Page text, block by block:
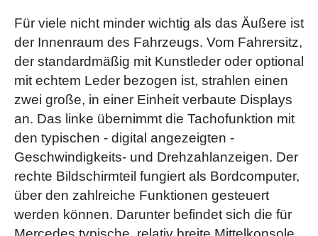
Schriftzug, beleuchtet(nur bei der AMG Line Serie)
Festplatten-Navigation
Fußmatten Velours
Innenraumlicht-Paket- (Das Innenraumlicht-Paket
sorgt für eine umfassendere direkte und indirekte
Beleuchtung. Die zusätzlichen Licht-Elemente schaffen
eine angenehme Stimmung und erleichtern die
Bedienung. Bestandteile: Fußraumleuchten vorn; LED-
Leuchte im Ablagefach der Mittelkonsole;
Griffschalenbeleuchtungen in den Türen; beleuchteter
Kosmetikspiegel; Winkelleuchte in den Türen vorne/hinten
sowie im Kofferraumdeckel)(nur bei der AMG Line Serie)
eine 12-V-Steckdose und ein Doppel-USB
Ladeanschluss. Bestandteile: 12-V-Steckdose links im
Gepäckraum; Doppel-USB Ladeanschluss im Fond (Typ
C); Kartentaschen an den Rückseiten der Vordersitze;
Klappbox unter Ladeboden)
Ambientebeleuchtung- (Die Ambientebeleuchtung
stellt Ihr Interieur mit 64 wählbaren Farben wie ein
Kunstwerk dar. Der Mercedes-Benz EQC bietet dabei
außergewöhnliche Effekte wie eine Ladeinszenierung.
Beim Aufladen pulsiert der Innenraum für einen kurzen
Zeitraum in Grün und gibt damit eine klare Rückmeldung.
Für viele nicht minder wichtig als das Äußere ist
der Innenraum des Fahrzeugs. Vom Fahrersitz,
der standardmäßig mit Kunstleder oder optional
mit echtem Leder bezogen ist, strahlen einen
zwei große, in einer Einheit verbaute Displays
an. Das linke übernimmt die Tachofunktion mit
den typischen - digital angezeigten -
Geschwindigkeits- und Drehzahlanzeigen. Der
rechte Bildschirmteil fungiert als Bordcomputer,
über den zahlreiche Funktionen gesteuert
werden können. Darunter befindet sich die für